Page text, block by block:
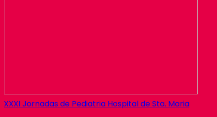
XXXI Jornadas de Pediatria Hospital de Sta. Maria